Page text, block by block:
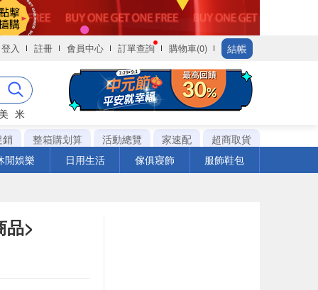
登入 註冊 會員中心 訂單查詢 購物車(0) 結帳
米
銷
整箱購划算 活動總覽 家速配
超商取貨
閒娛樂
日用生活 傢俱寢飾 服飾鞋包
品>